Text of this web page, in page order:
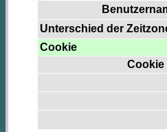
Unterschied der
Cookie
Cookie